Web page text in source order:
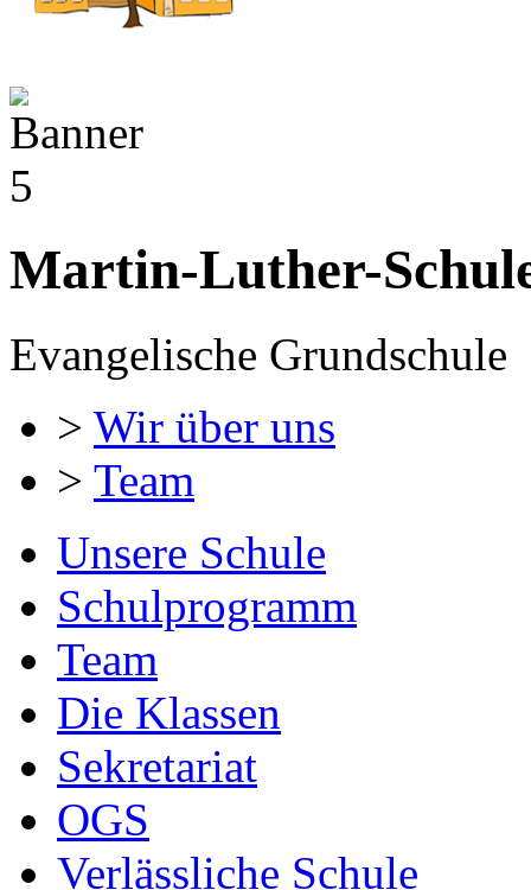
Martin-Luther-
Evangelische Grundschule
> Wir über uns
> Team
Unsere Schule
Schulprogramm
Team
Die Klassen
Sekretariat
OGS
Verlässliche Schule